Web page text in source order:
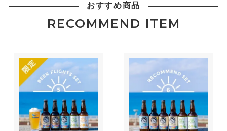
おすすめ商品
RECOMMEND ITEM